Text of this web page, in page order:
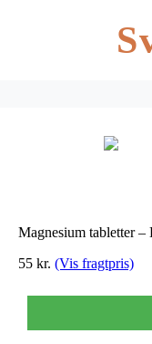
Magnesium tabletter –
55 kr. (Vis fragtpris)